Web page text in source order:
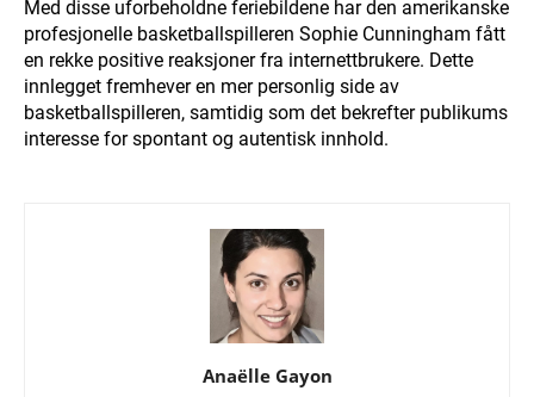
Med disse uforbeholdne feriebildene har den amerikanske
profesjonelle basketballspilleren Sophie Cunningham fått
en rekke positive reaksjoner fra internettbrukere. Dette
innlegget fremhever en mer personlig side av
basketballspilleren, samtidig som det bekrefter publikums
interesse for spontant og autentisk innhold.
Anaëlle Gayon